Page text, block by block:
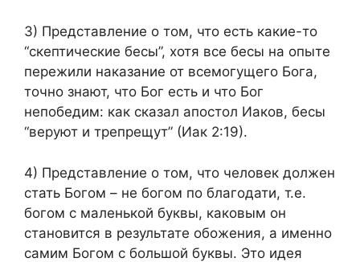
3) Представление о том, что есть какие-то
“скептические бесы”, хотя все бесы на опыте
пережили наказание от всемогущего Бога,
точно знают, что Бог есть и что Бог
непобедим: как сказал апостол Иаков, бесы
“веруют и трепрещут” (Иак 2:19).
4) Представление о том, что человек должен
стать Богом – не богом по благодати, т.е.
богом с маленькой буквы, каковым он
становится в результате обожения, а именно
самим Богом с большой буквы. Это идея